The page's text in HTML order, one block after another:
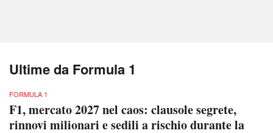
Ultime da Formula 1
FORMULA 1
F1, mercato 2027 nel caos: clausole segrete,
rinnovi milionari e sedili a rischio durante la